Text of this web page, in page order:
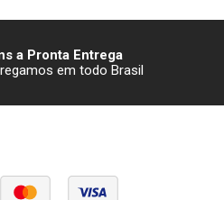
a Pronta Entrega
em todo Brasil